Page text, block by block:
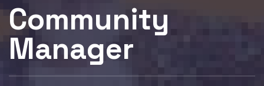
Community
Manager